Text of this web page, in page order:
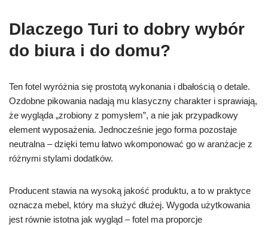
Dlaczego Turi to dobry wybór
do biura i do domu?
Ten fotel wyróżnia się prostotą wykonania i dbałością o detale.
Ozdobne pikowania nadają mu klasyczny charakter i sprawiają,
że wygląda „zrobiony z pomysłem”, a nie jak przypadkowy
element wyposażenia. Jednocześnie jego forma pozostaje
neutralna – dzięki temu łatwo wkomponować go w aranżacje z
różnymi stylami dodatków.
Producent stawia na wysoką jakość produktu, a to w praktyce
oznacza mebel, który ma służyć dłużej. Wygoda użytkowania
jest równie istotna jak wygląd – fotel ma proporcje